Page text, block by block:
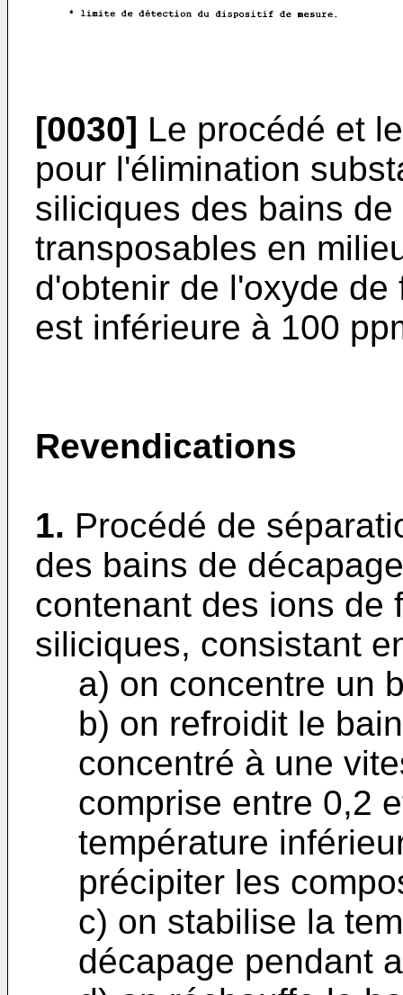
[0030] Le procédé et
pour l'élimination
siliciques des bains
transposables en
d'obtenir de l'oxyde
est inférieure à 100
Revendications
1. Procédé de
des bains de
contenant des ions de
siliciques, consistant
a) on concentre un
b) on refroidit le
concentré à une
comprise entre 0,2
température
précipiter les
c) on stabilise la
décapage pendant